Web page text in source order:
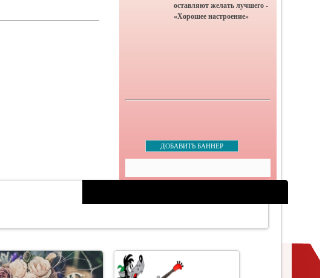
оставляют желать лучшего -
«Хорошее настроение»
ДОБАВИТЬ БАННЕР